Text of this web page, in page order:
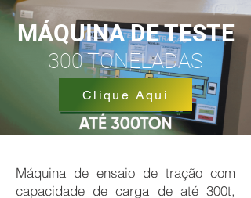
MÁQUINA DE TESTE
300 TONELADAS
Clique Aqui
Máquina de ensaio de tração com
capacidade de carga de até 300t,